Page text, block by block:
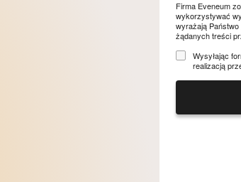
Firma Eveneum
wykorzystywać
wyrażają
żądanych treści
Wysyłając
realizacją